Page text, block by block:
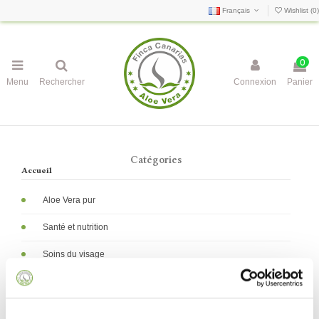
Français Wishlist (0)
Menu Rechercher Connexion
0
Panier
Catégories
Accueil
Aloe Vera pur
Santé et nutrition
Soins du visage